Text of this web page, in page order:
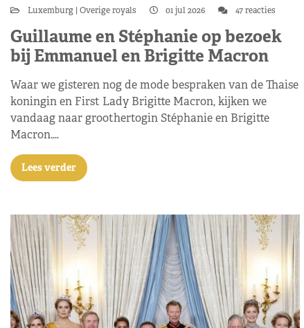
Luxemburg Overige royals 01 jul 2026 47 reacties
Guillaume en Stéphanie op bezoek
bij Emmanuel en Brigitte Macron
Waar we gisteren nog de mode bespraken van de Thaise
koningin en First Lady Brigitte Macron, kijken we
vandaag naar groothertogin Stéphanie en Brigitte
Macron.…
Lees verder